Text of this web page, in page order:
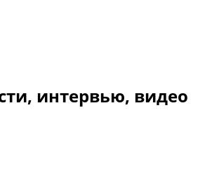
интервью, видео